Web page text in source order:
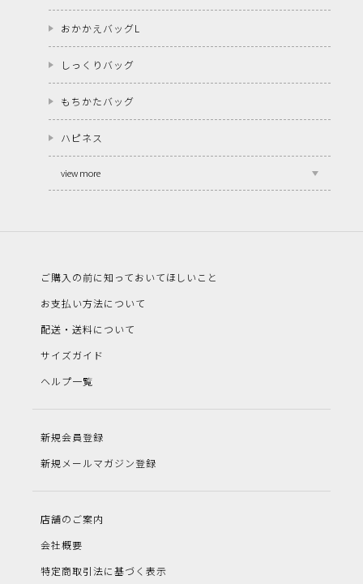
おかかえバッグL
しっくりバッグ
もちかたバッグ
ハピネス
view more
ご購入の前に知っておいてほしいこと
お支払い方法について
配送・送料について
サイズガイド
ヘルプ一覧
新規会員登録
新規メールマガジン登録
店舗のご案内
会社概要
特定商取引法に基づく表示